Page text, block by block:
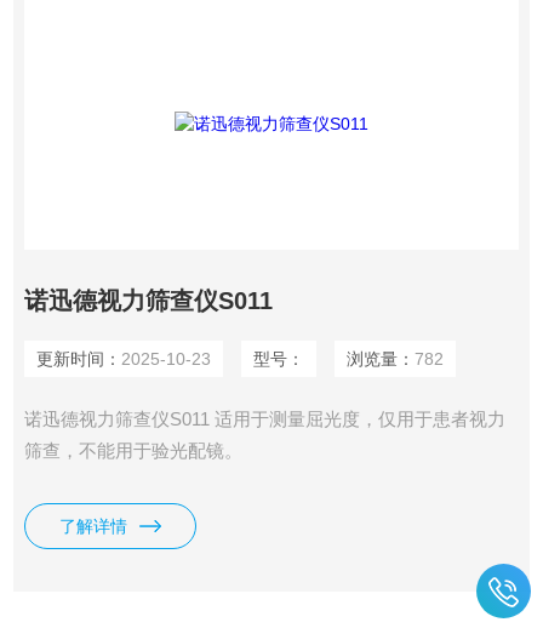
诺迅德视力筛查仪S011
更新时间： 2025-10-23 型号： 浏览量： 782
诺迅德视力筛查仪S011 适用于测量屈光度，仅用于患者视力
筛查，不能用于验光配镜。
了解详情